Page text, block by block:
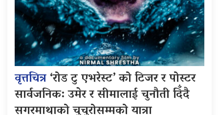
वृत्तचित्र‘रोड टु एभरेस्ट’ को टिजर र पोस्टर
सार्वजनिक: उमेर र सीमालाई चुनौती दिँदै